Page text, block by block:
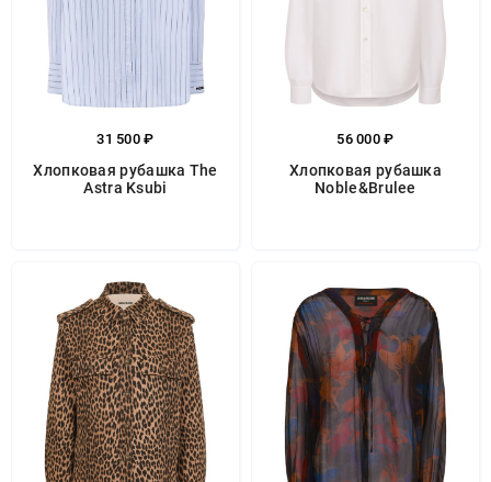
31 500 ₽
Хлопковая рубашка The
Astra Ksubi
56 000 ₽
Хлопковая рубашка
Noble&Brulee